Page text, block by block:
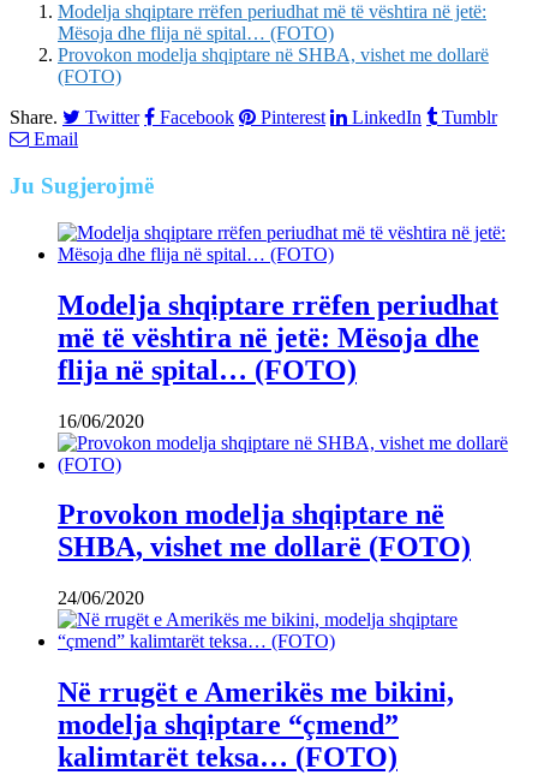
Modelja shqiptare rrëfen periudhat më të vështira në jetë:
Mësoja dhe flija në spital… (FOTO)
Provokon modelja shqiptare në SHBA, vishet me dollarë
(FOTO)
Share.
Twitter Facebook Pinterest LinkedIn
Tumblr
Email
Ju Sugjerojmë
Modelja shqiptare rrëfen periudhat
më të vështira në jetë: Mësoja dhe
flija në spital… (FOTO)
16/06/2020
Provokon modelja shqiptare në
SHBA, vishet me dollarë (FOTO)
24/06/2020
Në rrugët e Amerikës me bikini,
modelja shqiptare “çmend”
kalimtarët teksa… (FOTO)